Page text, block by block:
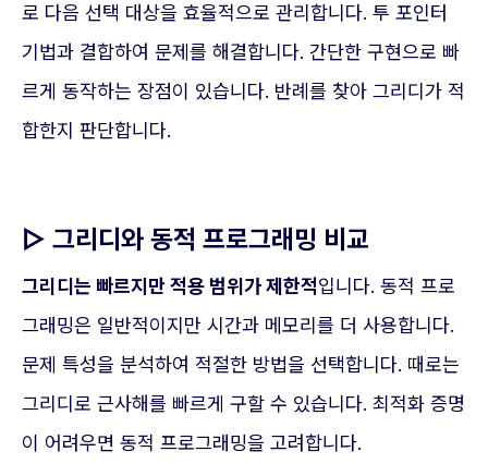
로 다음 선택 대상을 효율적으로 관리합니다. 투 포인터
기법과 결합하여 문제를 해결합니다. 간단한 구현으로 빠
르게 동작하는 장점이 있습니다. 반례를 찾아 그리디가 적
합한지 판단합니다.
▷ 그리디와 동적 프로그래밍 비교
그리디는 빠르지만 적용 범위가 제한적입니다. 동적 프로
그래밍은 일반적이지만 시간과 메모리를 더 사용합니다.
문제 특성을 분석하여 적절한 방법을 선택합니다. 때로는
그리디로 근사해를 빠르게 구할 수 있습니다. 최적화 증명
이 어려우면 동적 프로그래밍을 고려합니다.